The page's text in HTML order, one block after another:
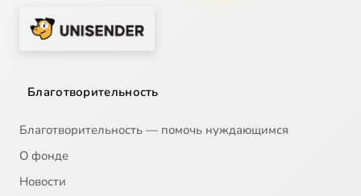
Благотворительность
Благотворительность — помочь нуждающимся
О фонде
Новости